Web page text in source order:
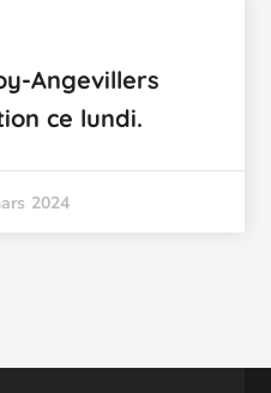
Angevillers
ce lundi.
2024